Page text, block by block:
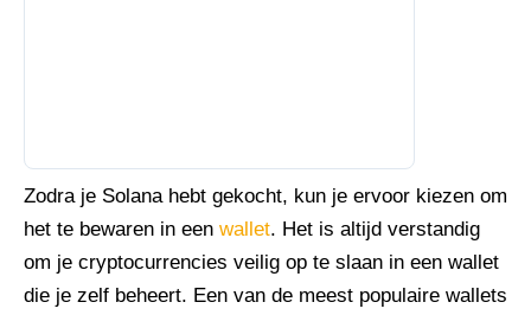
Zodra je Solana hebt gekocht, kun je ervoor kiezen om
het te bewaren in een wallet. Het is altijd verstandig
om je cryptocurrencies veilig op te slaan in een wallet
die je zelf beheert. Een van de meest populaire wallets